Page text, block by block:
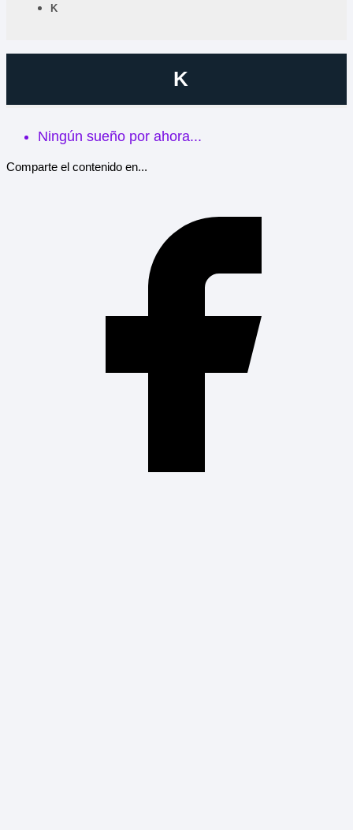
K
K
Ningún sueño por ahora...
Comparte el contenido en...